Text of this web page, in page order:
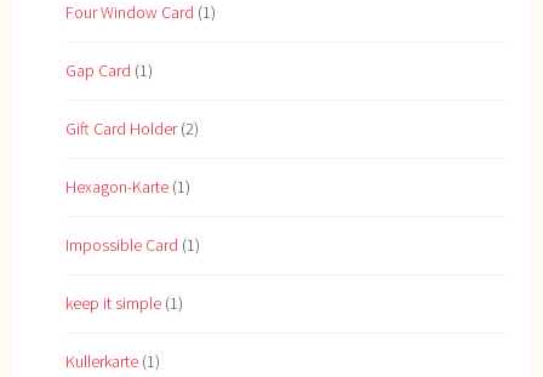
Four Window Card (1)
Gap Card (1)
Gift Card Holder(2)
Hexagon-Karte (1)
Impossible Card (1)
keep it simple (1)
Kullerkarte (1)